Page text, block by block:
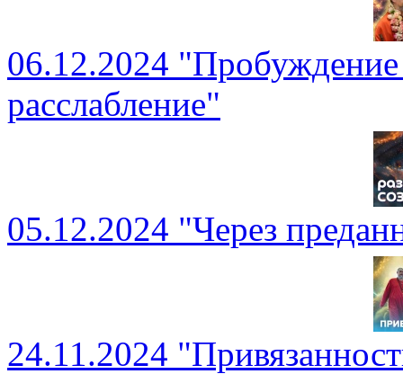
06.12.2024 "Пробуждение
расслабление"
05.12.2024 "Через
24.11.2024